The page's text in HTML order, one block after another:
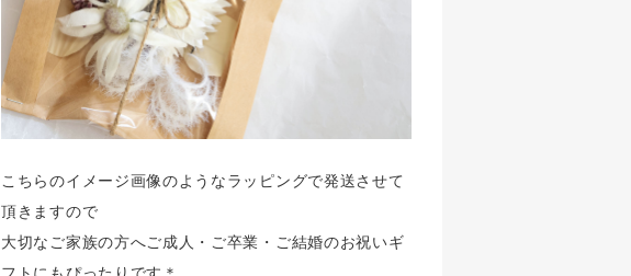
こちらのイメージ画像のようなラッピングで発送させて
頂きますので
大切なご家族の方へご成人・ご卒業・ご結婚のお祝いギ